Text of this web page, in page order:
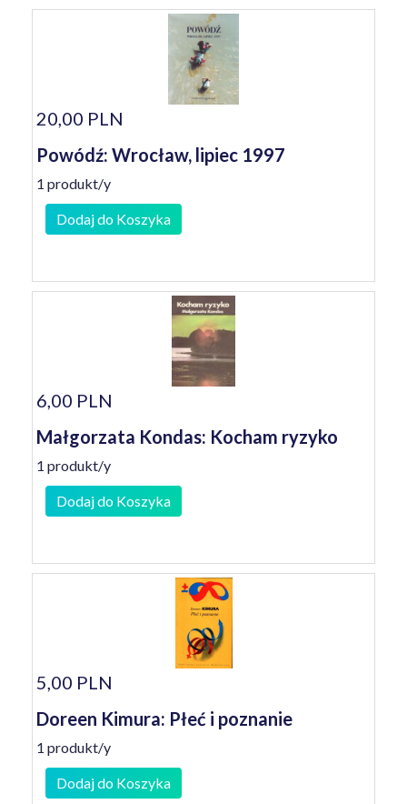
20,00 PLN
Powódź: Wrocław, lipiec 1997
1 produkt/y
Dodaj do Koszyka
6,00 PLN
Małgorzata Kondas: Kocham ryzyko
1 produkt/y
Dodaj do Koszyka
5,00 PLN
Doreen Kimura: Płeć i poznanie
1 produkt/y
Dodaj do Koszyka